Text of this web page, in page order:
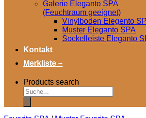
Galerie Eleganto SPA
(Feuchtraum geeignet)
Vinylboden Elegento
Muster Eleganto SPA
Sockelleiste Eleganto
Kontakt
Merkliste –
Products search